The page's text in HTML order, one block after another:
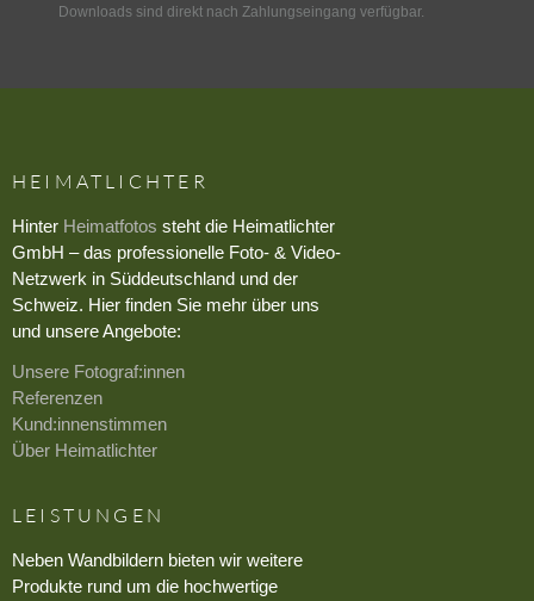
Downloads sind direkt nach Zahlungseingang verfügbar.
HEIMATLICHTER
Hinter Heimatfotos steht die Heimatlichter
GmbH – das professionelle Foto- & Video-
Netzwerk in Süddeutschland und der
Schweiz. Hier finden Sie mehr über uns
und unsere Angebote:
Unsere Fotograf:innen
Referenzen
Kund:innenstimmen
Über Heimatlichter
LEISTUNGEN
Neben Wandbildern bieten wir weitere
Produkte rund um die hochwertige